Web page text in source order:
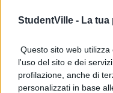
StudentVille - La
Questo sito web
l'uso del sito e dei
profilazione, anche di
personalizzati in base
che abbiano
servizio su
ultimi dieci
modo non